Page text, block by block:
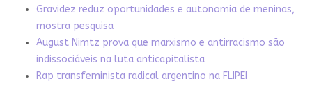
Gravidez reduz oportunidades e autonomia de meninas,
mostra pesquisa
August Nimtz prova que marxismo e antirracismo são
indissociáveis na luta anticapitalista
Rap transfeminista radical argentino na FLIPEI